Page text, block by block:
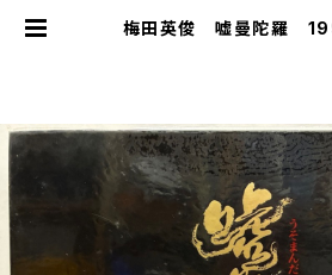
梅田英俊 嘘曼陀羅